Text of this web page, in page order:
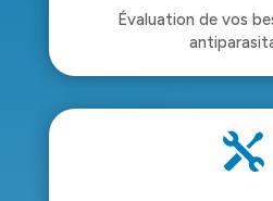
Évaluation de vos
